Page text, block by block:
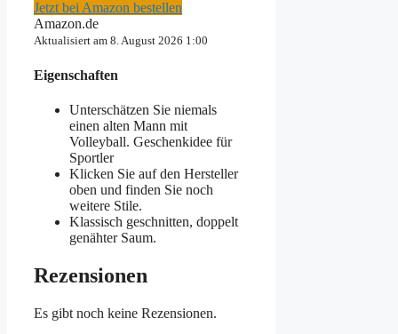
Jetzt bei Amazon bestellen
Amazon.de
Aktualisiert am 8. August 2026 1:00
Eigenschaften
Unterschätzen Sie niemals
einen alten Mann mit
Volleyball. Geschenkidee für
Sportler
Klicken Sie auf den Hersteller
oben und finden Sie noch
weitere Stile.
Klassisch geschnitten, doppelt
genähter Saum.
Rezensionen
Es gibt noch keine Rezensionen.